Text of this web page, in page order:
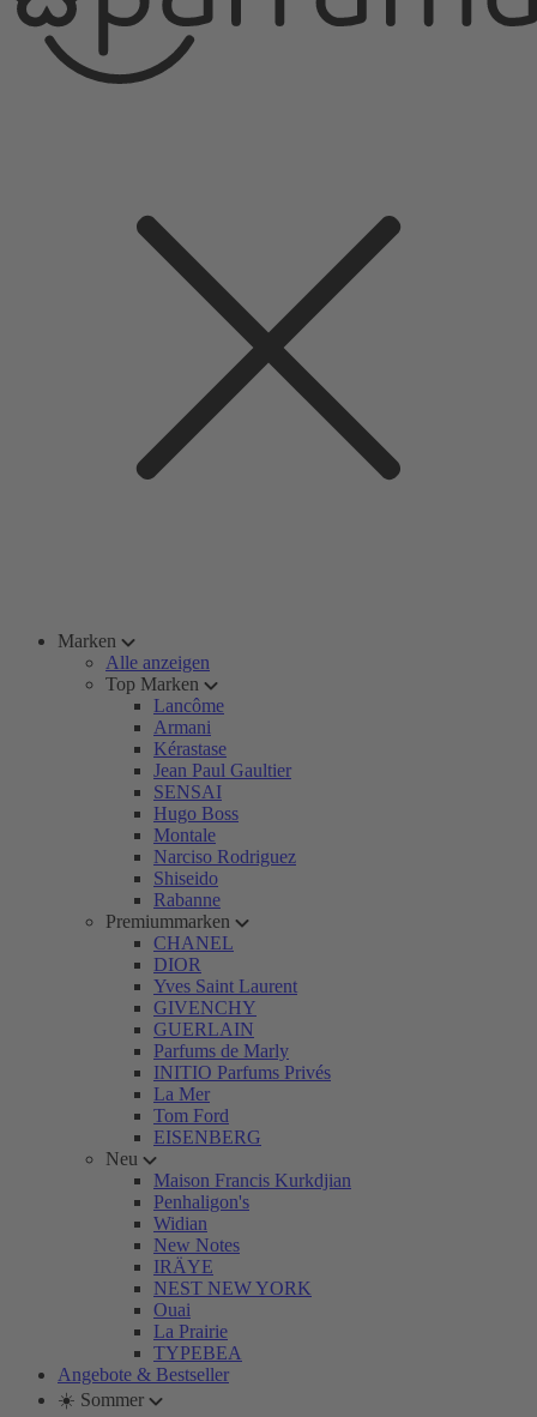
Marken
Alle anzeigen
Top Marken
Lancôme
Armani
Kérastase
Jean Paul Gaultier
SENSAI
Hugo Boss
Montale
Narciso Rodriguez
Shiseido
Rabanne
Premiummarken
CHANEL
DIOR
Yves Saint Laurent
GIVENCHY
GUERLAIN
Parfums de Marly
INITIO Parfums Privés
La Mer
Tom Ford
EISENBERG
Neu
Maison Francis Kurkdjian
Penhaligon's
Widian
New Notes
IRÄYE
NEST NEW YORK
Ouai
La Prairie
TYPEBEA
Angebote & Bestseller
☀️ Sommer